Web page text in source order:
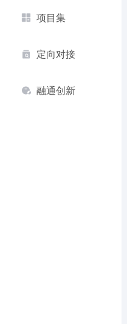
项目集
定向对接
融通创新